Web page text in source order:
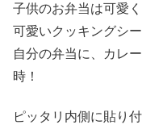
子供のお弁当は可愛く
可愛いクッキングシ
自分の弁当に、カレ
時！
ピッタリ内側に貼り